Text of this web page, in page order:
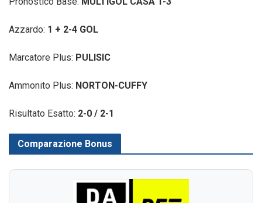
Azzardo: 1 + 2-4 GOL
Marcatore Plus: PULISIC
Ammonito Plus: NORTON-CUFFY
Risultato Esatto: 2-0 / 2-1
Comparazione Bonus